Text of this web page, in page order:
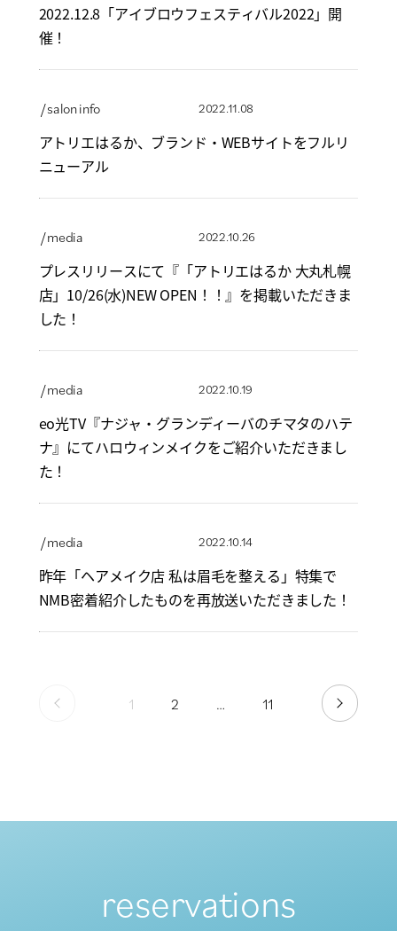
2022.12.8「アイブロウフェスティバル2022」開
催！
/ salon info 2022.11.08
アトリエはるか、ブランド・WEBサイトをフルリ
ニューアル
/ media 2022.10.26
プレスリリースにて『「アトリエはるか 大丸札幌
店」10/26(水)NEW OPEN！！』を掲載いただきま
した！
/ media 2022.10.19
eo光TV『ナジャ・グランディーバのチマタのハテ
ナ』にてハロウィンメイクをご紹介いただきまし
た！
/ media 2022.10.14
昨年「ヘアメイク店 私は眉毛を整える」特集で
NMB密着紹介したものを再放送いただきました！
PREV 1 2 … 11 NEXT
reservations